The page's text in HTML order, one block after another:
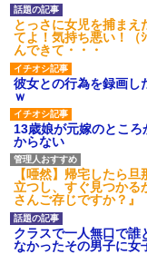
とっさに女児を捕まえ
てよ！気持ち悪い！
んできて・・・
彼女との行為を録画
ｗ
13歳娘が元嫁のとこ
からない
【唖然】帰宅したら
立つし、すぐ見つか
さんご存じですか？』
クラスで一人無口で
なかったその男子に